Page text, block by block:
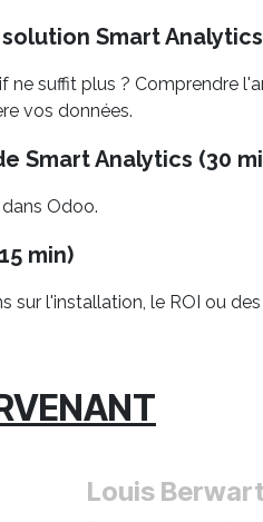
Smart
ne suffit plus ? Comprendre
vos données.
Smart Analytics (30
Odoo.
min)
sur l'installation, le ROI ou
Louis Berwart